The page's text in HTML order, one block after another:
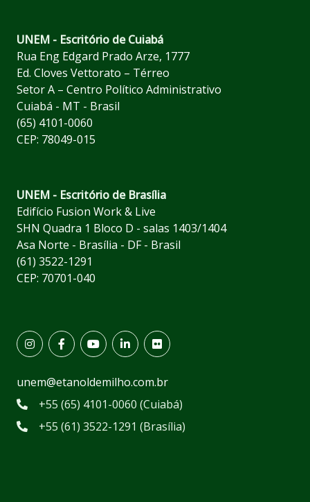
UNEM - Escritório de Cuiabá
Rua Eng Edgard Prado Arze, 1777
Ed. Cloves Vettorato – Térreo
Setor A – Centro Político Administrativo
Cuiabá - MT - Brasil
(65) 4101-0060
CEP: 78049-015
UNEM - Escritório de Brasília
Edifício Fusion Work & Live
SHN Quadra 1 Bloco D - salas 1403/1404
Asa Norte - Brasília - DF - Brasil
(61) 3522-1291
CEP: 70701-040
unem@etanoldemilho.com.br
+55 (65) 4101-0060 (Cuiabá)
+55 (61) 3522-1291 (Brasília)